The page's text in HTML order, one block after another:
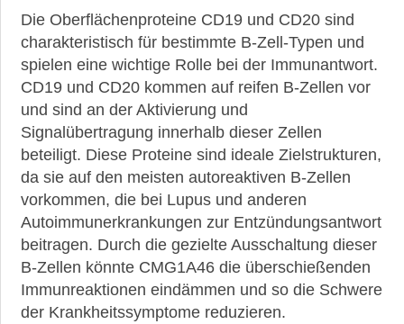
Die Oberflächenproteine CD19 und CD20 sind
charakteristisch für bestimmte B-Zell-Typen und
spielen eine wichtige Rolle bei der Immunantwort.
CD19 und CD20 kommen auf reifen B-Zellen vor
und sind an der Aktivierung und
Signalübertragung innerhalb dieser Zellen
beteiligt. Diese Proteine sind ideale Zielstrukturen,
da sie auf den meisten autoreaktiven B-Zellen
vorkommen, die bei Lupus und anderen
Autoimmunerkrankungen zur Entzündungsantwort
beitragen. Durch die gezielte Ausschaltung dieser
B-Zellen könnte CMG1A46 die überschießenden
Immunreaktionen eindämmen und so die Schwere
der Krankheitssymptome reduzieren.
Spondyloarthritiden
(SpA)
Das
Leben
mit
Sklerodermie
Das
Leben
mit
Morbus
Bechterew
Leben
mit
Morbus